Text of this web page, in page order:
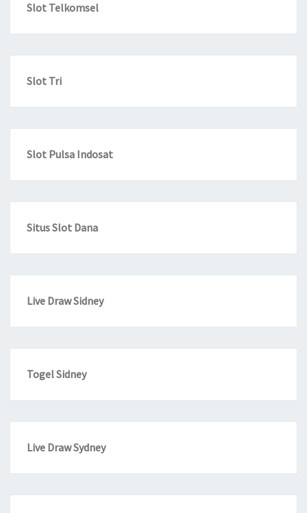
Slot Telkomsel
Slot Tri
Slot Pulsa Indosat
Situs Slot Dana
Live Draw Sidney
Togel Sidney
Live Draw Sydney